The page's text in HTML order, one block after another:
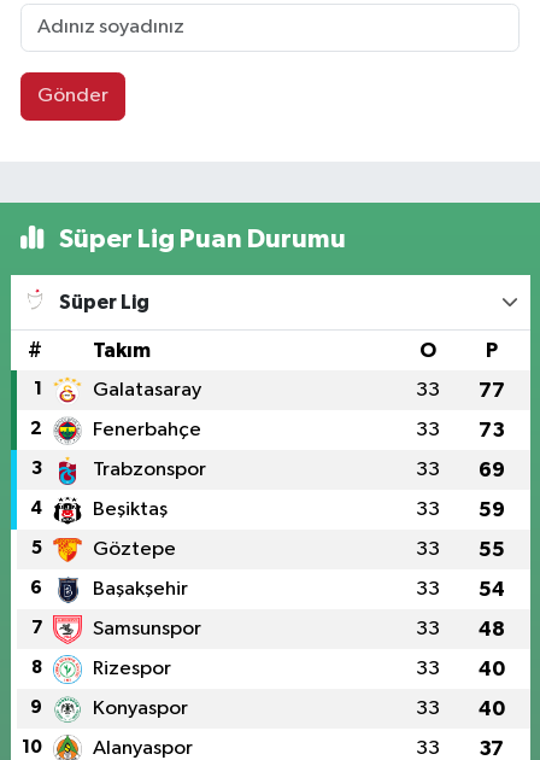
Gönder
Süper Lig Puan Durumu
Süper Lig
# Takım O P
1 Galatasaray 33 77
2 Fenerbahçe 33 73
3 Trabzonspor 33 69
4 Beşiktaş 33 59
5 Göztepe 33 55
6 Başakşehir 33 54
7 Samsunspor 33 48
8 Rizespor 33 40
9 Konyaspor 33 40
10 Alanyaspor 33 37